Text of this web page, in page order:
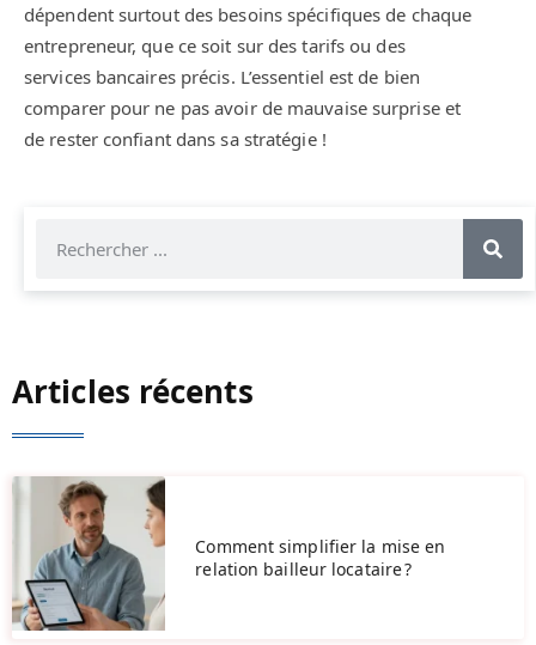
dépendent surtout des besoins spécifiques de chaque
entrepreneur, que ce soit sur des tarifs ou des
services bancaires précis. L’essentiel est de bien
comparer pour ne pas avoir de mauvaise surprise et
de rester confiant dans sa stratégie !
Articles récents
Comment simplifier la mise en
relation bailleur locataire ?